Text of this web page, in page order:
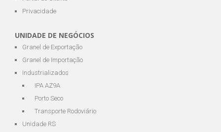
Privacidade
UNIDADE DE NEGÓCIOS
Granel de Exportação
Granel de Importação
Industrializados
IPA AZ9A
Porto Seco
Transporte Rodoviário
Unidade RS